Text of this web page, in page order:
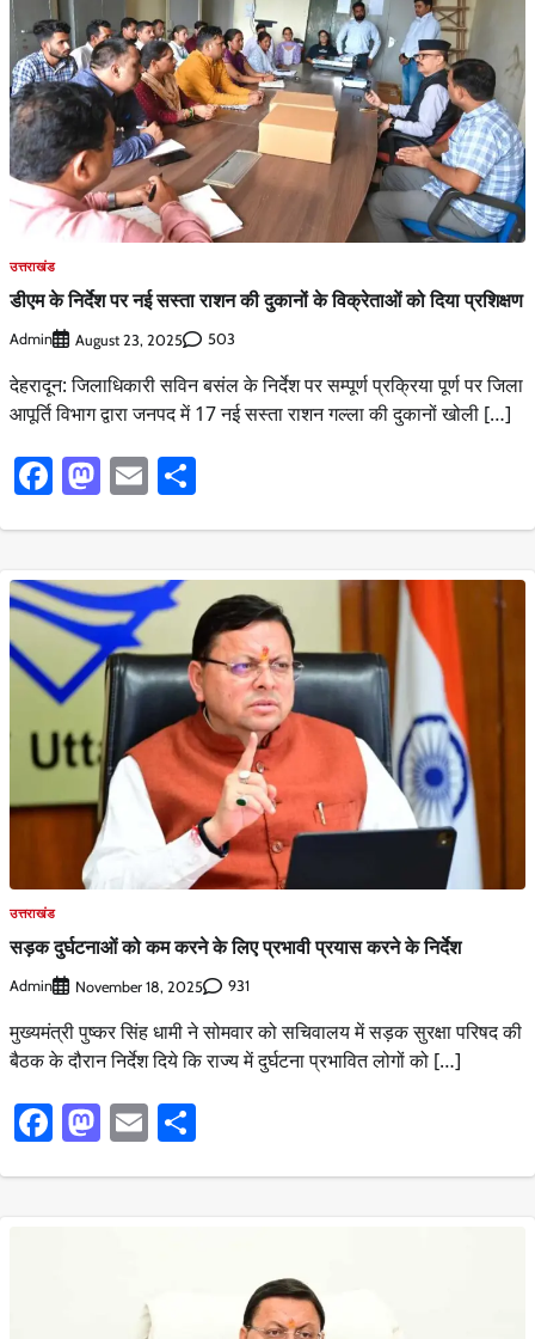
उत्तराखंड
डीएम के निर्देश पर नई सस्ता राशन की दुकानों के विक्रेताओं को दिया प्रशिक्षण
Admin August 23, 2025 503
देहरादून: जिलाधिकारी सविन बसंल के निर्देश पर सम्पूर्ण प्रक्रिया पूर्ण पर जिला
आपूर्ति विभाग द्वारा जनपद में 17 नई सस्ता राशन गल्ला की दुकानों खोली […]
Facebook
Mastodon
Email
उत्तराखंड
सड़क दुर्घटनाओं को कम करने के लिए प्रभावी प्रयास करने के निर्देश
Admin November 18, 2025 931
मुख्यमंत्री पुष्कर सिंह धामी ने सोमवार को सचिवालय में सड़क सुरक्षा परिषद की
बैठक के दौरान निर्देश दिये कि राज्य में दुर्घटना प्रभावित लोगों को […]
Facebook
Mastodon
Email